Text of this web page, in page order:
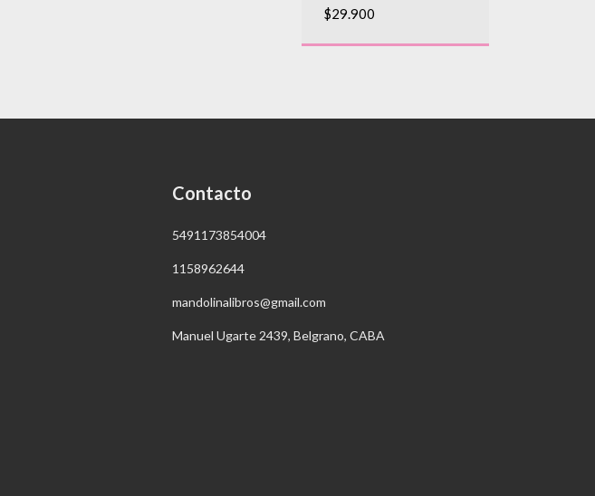
$29.900
Contacto
5491173854004
1158962644
mandolinalibros@gmail.com
Manuel Ugarte 2439, Belgrano, CABA